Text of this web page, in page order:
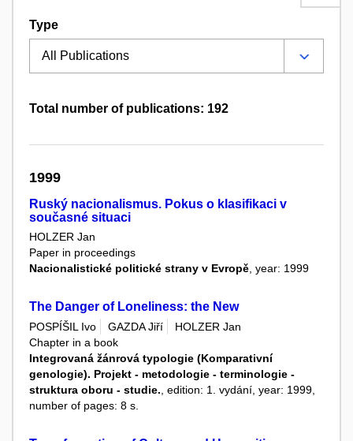
Type
Total number of publications: 192
1999
Ruský nacionalismus. Pokus o klasifikaci v
současné situaci
HOLZER Jan
Paper in proceedings
Nacionalistické politické strany v Evropě, year: 1999
The Danger of Loneliness: the New
POSPÍŠIL Ivo GAZDA Jiří
HOLZER Jan
Chapter in a book
Integrovaná žánrová typologie (Komparativní
genologie). Projekt - metodologie - terminologie -
struktura oboru - studie. , edition: 1. vydání, year: 1999,
number of pages: 8 s.